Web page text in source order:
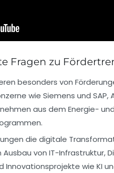
Fragen zu
besonders von
wie Siemens und
aus dem Energie-
die digitale
von IT-Infrastruktur,
Innovationsprojekte wie KI